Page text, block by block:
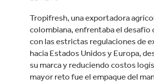
Tropifresh, una exportadora
colombiana, enfrentaba el desafío
con las estrictas regulaciones de
hacia Estados Unidos y Europa,
su marca y reduciendo costos
mayor reto fue el empaque del